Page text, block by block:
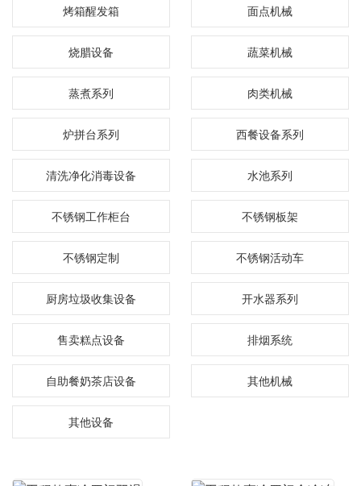
烤箱醒发箱 面点机械
烧腊设备 蔬菜机械
蒸煮系列 肉类机械
炉拼台系列 西餐设备系列
清洗净化消毒设备 水池系列
不锈钢工作柜台 不锈钢板架
不锈钢定制 不锈钢活动车
厨房垃圾收集设备 开水器系列
售卖糕点设备 排烟系统
自助餐奶茶店设备 其他机械
其他设备